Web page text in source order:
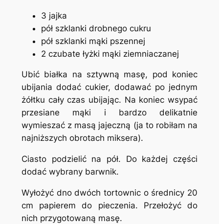
3 jajka
pół szklanki drobnego cukru
pół szklanki mąki pszennej
2 czubate łyżki mąki ziemniaczanej
Ubić białka na sztywną masę, pod koniec
ubijania dodać cukier, dodawać po jednym
żółtku cały czas ubijając. Na koniec wsypać
przesiane mąki i bardzo delikatnie
wymieszać z masą jajeczną (ja to robiłam na
najniższych obrotach miksera).
Ciasto podzielić na pół. Do każdej części
dodać wybrany barwnik.
Wyłożyć dno dwóch tortownic o średnicy 20
cm papierem do pieczenia. Przełożyć do
nich przygotowaną masę.